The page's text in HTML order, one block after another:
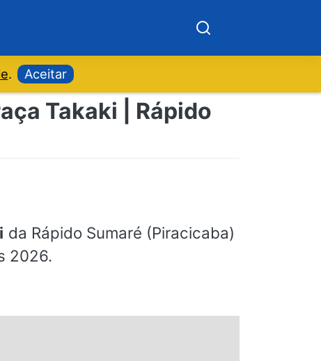
. Aceitar
Takaki | Rápido
da Rápido Sumaré (Piracicaba)
2026.